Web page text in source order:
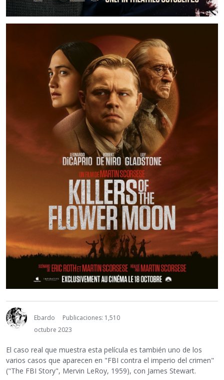
Ebardo
Publicaciones: 1,510
octubre 2023
El caso real que muestra esta película es también uno de los
varios casos que aparecen en "FBI contra el imperio del crimen"
("The FBI Story", Mervin LeRoy, 1959), con James Stewart.